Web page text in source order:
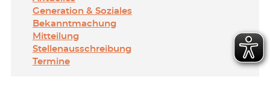
Generation & Soziales
Bekanntmachung
Mitteilung
Stellenausschreibung
Termine